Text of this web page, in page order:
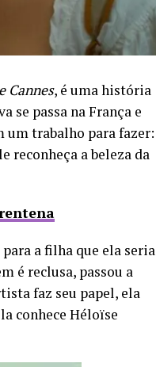
Cannes, é uma história
se passa na França e
um trabalho para fazer:
reconheça a beleza da
a filha que ela seria
é reclusa, passou a
faz seu papel, ela
conhece Héloïse